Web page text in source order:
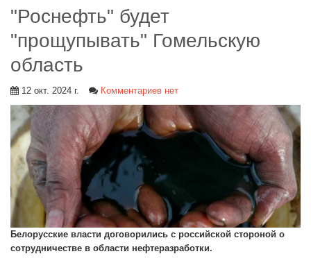
"Роснефть" будет
"прощупывать" Гомельскую
область
12 окт. 2024 г. Комментариев нет
Белорусские власти договорились с российской стороной о
сотрудничестве в области нефтеразработки.